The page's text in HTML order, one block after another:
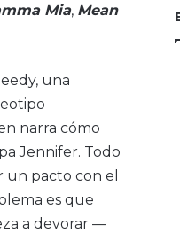
Mia, Mean
una
narra cómo
Jennifer. Todo
pacto con el
es que
a devorar —